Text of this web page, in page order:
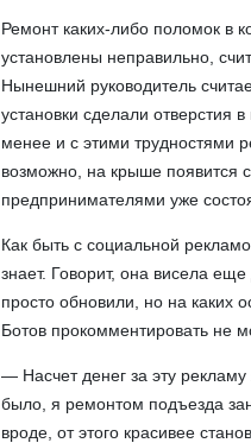
Ремонт каких-либо поломок в
установлены неправильно,
Нынешний руководитель
установки сделали отверстия
менее и с этими трудностями
возможно, на крыше
предпринимателями уже
Как быть с социальной
знает. Говорит, она висела
просто обновили, но на каких
Ботов прокомментировать не
— Насчет денег за эту
было, я ремонтом подъезда
вроде, от этого красивее